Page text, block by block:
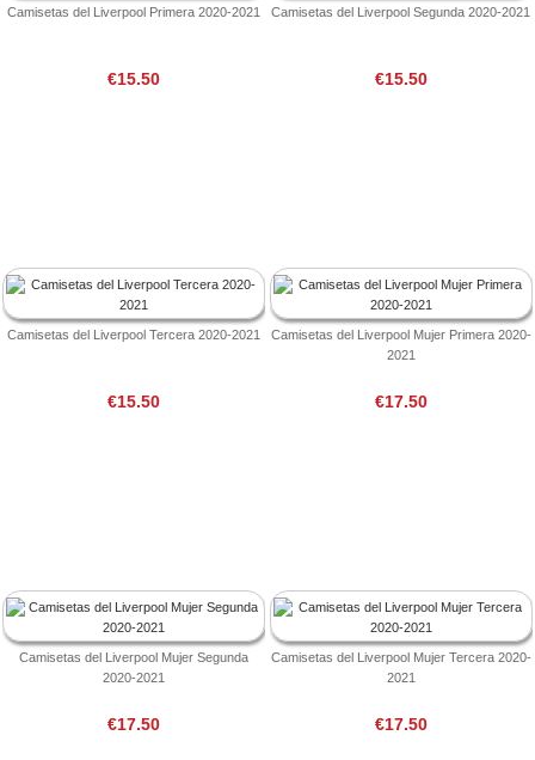
Camisetas del Liverpool Primera 2020-2021
€15.50
Camisetas del Liverpool Segunda 2020-2021
€15.50
Camisetas del Liverpool Tercera 2020-2021
€15.50
Camisetas del Liverpool Mujer Primera 2020-
2021
€17.50
Camisetas del Liverpool Mujer Segunda
2020-2021
€17.50
Camisetas del Liverpool Mujer Tercera 2020-
2021
€17.50